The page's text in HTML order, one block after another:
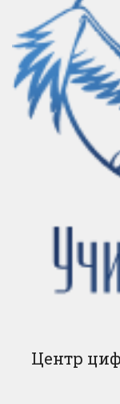
Центр